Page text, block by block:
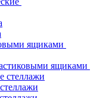
ящиками
ящиками
стеллажи